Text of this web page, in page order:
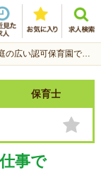
広い認可保育園でのお仕事です！！
保育士
事で